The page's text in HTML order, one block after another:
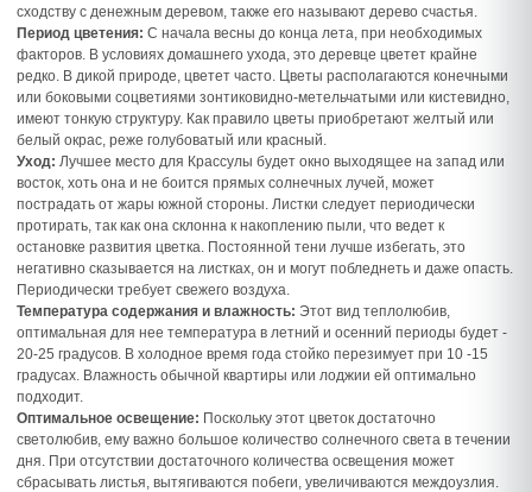
сходству с денежным деревом, также его называют дерево счастья.
Период цветения: С начала весны до конца лета, при необходимых
факторов. В условиях домашнего ухода, это деревце цветет крайне
редко. В дикой природе, цветет часто. Цветы располагаются конечными
или боковыми соцветиями зонтиковидно-метельчатыми или кистевидно,
имеют тонкую структуру. Как правило цветы приобретают желтый или
белый окрас, реже голубоватый или красный.
Уход: Лучшее место для Крассулы будет окно выходящее на запад или
восток, хоть она и не боится прямых солнечных лучей, может
пострадать от жары южной стороны. Листки следует периодически
протирать, так как она склонна к накоплению пыли, что ведет к
остановке развития цветка. Постоянной тени лучше избегать, это
негативно сказывается на листках, он и могут побледнеть и даже опасть.
Периодически требует свежего воздуха.
Температура содержания и влажность: Этот вид теплолюбив,
оптимальная для нее температура в летний и осенний периоды будет -
20-25 градусов. В холодное время года стойко перезимует при 10 -15
градусах. Влажность обычной квартиры или лоджии ей оптимально
подходит.
Оптимальное освещение: Поскольку этот цветок достаточно
светолюбив, ему важно большое количество солнечного света в течении
дня. При отсутствии достаточного количества освещения может
сбрасывать листья, вытягиваются побеги, увеличиваются междоузлия.